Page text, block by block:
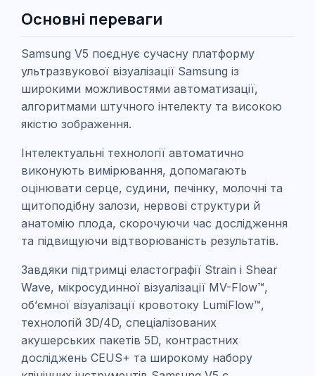
Основні переваги
Samsung V5 поєднує сучасну платформу
ультразвукової візуалізації Samsung із
широкими можливостями автоматизації,
алгоритмами штучного інтелекту та високою
якістю зображення.
Інтелектуальні технології автоматично
виконують вимірювання, допомагають
оцінювати серце, судини, печінку, молочні та
щитоподібну залози, нервові структури й
анатомію плода, скорочуючи час дослідження
та підвищуючи відтворюваність результатів.
Завдяки підтримці еластографії Strain і Shear
Wave, мікросудинної візуалізації MV-Flow™,
об’ємної візуалізації кровотоку LumiFlow™,
технологій 3D/4D, спеціалізованих
акушерських пакетів 5D, контрастних
досліджень CEUS+ та широкому набору